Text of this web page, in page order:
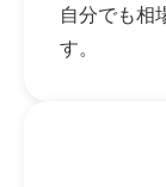
自分でも相
す。